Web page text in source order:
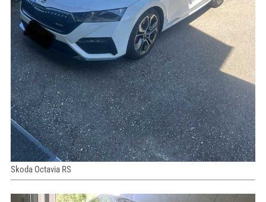
Skoda Octavia RS